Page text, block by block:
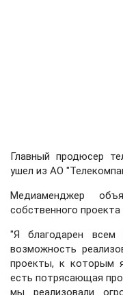
Главный продюсер
ушел из АО
Медиаменджер
собственного
"Я благодарен всем
возможность
проекты, к которым
есть потрясающая
мы реализовали